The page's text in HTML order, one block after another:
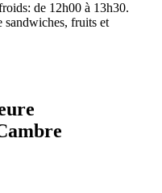
de 12h00 à 13h30.
sandwiches, fruits et